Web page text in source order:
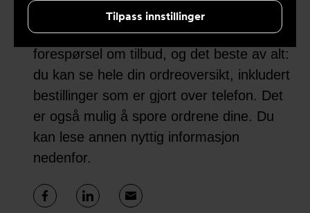
Tilpass innstillinger
informasjon og nettopriser samlet på ett
sted. Du har enkel tilgang til å sende
forespørsel om tilbud, og det beste av alt:
du kan se hele din ordreoversikt, inkludert
bestillinger som er gjort over telefon. Det
er også mulig å spore ordrene dine. Du
kan lese annen nyttig informasjon
nedenfor.